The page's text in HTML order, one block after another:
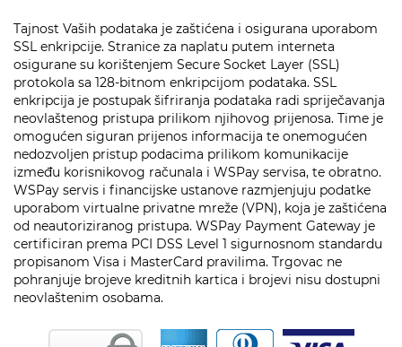
Tajnost Vaših podataka je zaštićena i osigurana uporabom
SSL enkripcije. Stranice za naplatu putem interneta
osigurane su korištenjem Secure Socket Layer (SSL)
protokola sa 128-bitnom enkripcijom podataka. SSL
enkripcija je postupak šifriranja podataka radi spriječavanja
neovlaštenog pristupa prilikom njihovog prijenosa. Time je
omogućen siguran prijenos informacija te onemogućen
nedozvoljen pristup podacima prilikom komunikacije
između korisnikovog računala i WSPay servisa, te obratno.
WSPay servis i financijske ustanove razmjenjuju podatke
uporabom virtualne privatne mreže (VPN), koja je zaštićena
od neautoriziranog pristupa. WSPay Payment Gateway je
certificiran prema PCI DSS Level 1 sigurnosnom standardu
propisanom Visa i MasterCard pravilima. Trgovac ne
pohranjuje brojeve kreditnih kartica i brojevi nisu dostupni
neovlaštenim osobama.